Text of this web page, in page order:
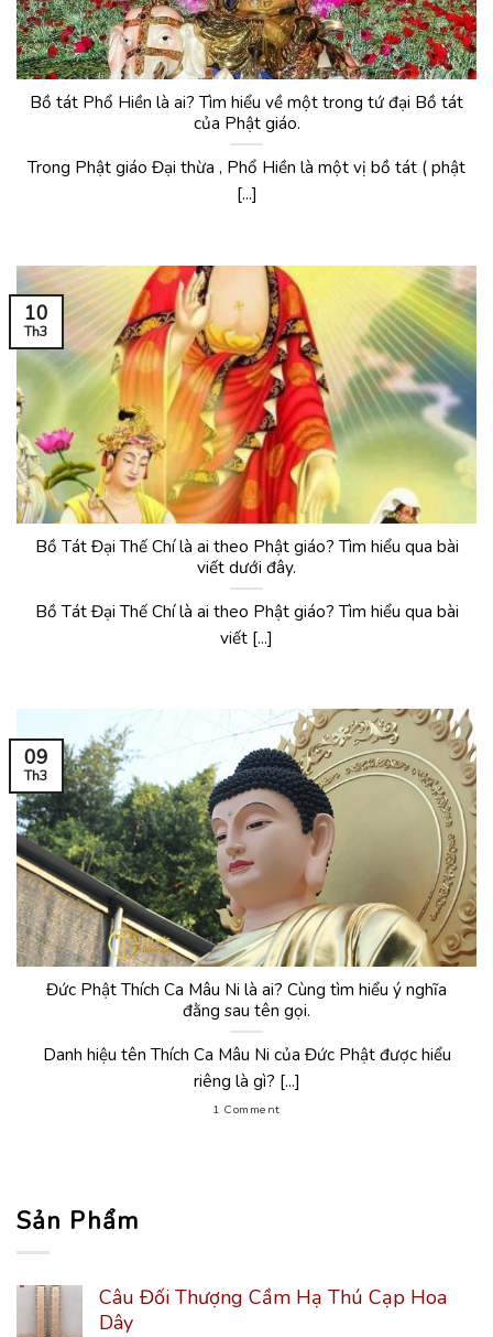
Bồ tát Phổ Hiền là ai? Tìm hiểu về một trong tứ đại Bồ tát
của Phật giáo.
Trong Phật giáo Đại thừa , Phổ Hiền là một vị bồ tát ( phật
[...]
Bồ Tát Đại Thế Chí là ai theo Phật giáo? Tìm hiểu qua bài
viết dưới đây.
Bồ Tát Đại Thế Chí là ai theo Phật giáo? Tìm hiểu qua bài
viết [...]
10
Th3
Đức Phật Thích Ca Mâu Ni là ai? Cùng tìm hiểu ý nghĩa
đằng sau tên gọi.
Danh hiệu tên Thích Ca Mâu Ni của Đức Phật được hiểu
riêng là gì? [...]
1 Comment
09
Th3
Sản Phẩm
Câu Đối Thượng Cầm Hạ Thú Cạp Hoa
Dây